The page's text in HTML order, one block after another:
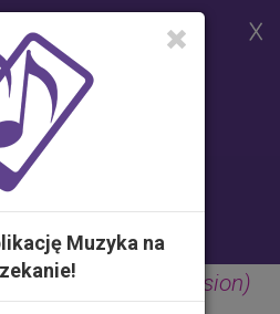
usług i zgodnie z
Plików Cookies.
określić warunki
lub dostępu do
w Twojej
przeglądarce
(Album Version)
Muzyka na